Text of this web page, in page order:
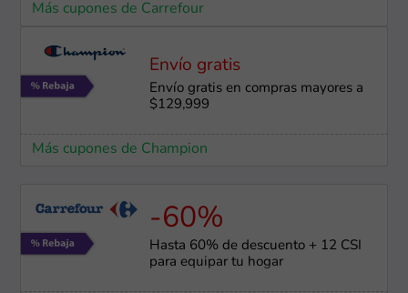
Más cupones de Carrefour
Envío gratis
Envío gratis en compras mayores a
$129,999
Más cupones de Champion
-60%
Hasta 60% de descuento + 12 CSI
para equipar tu hogar